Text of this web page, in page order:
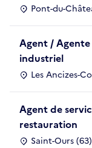
Pont-du-
Agent /
industriel
Les Ancizes-
Agent de
restauration
Saint-Ours (63)